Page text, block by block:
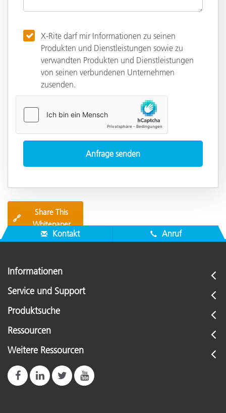
X-Rite darf mir Informationen zu seinen
Produkten und Dienstleistungen sowie zu
verwandten Produkten und Dienstleistungen
von seinen verbundenen Unternehmen
zusenden.
🔗
Share This
Whitepaper
Kontakt Anruf
Informationen
Service und Support
Produktsuche
Ressourcen
Weitere Ressourcen